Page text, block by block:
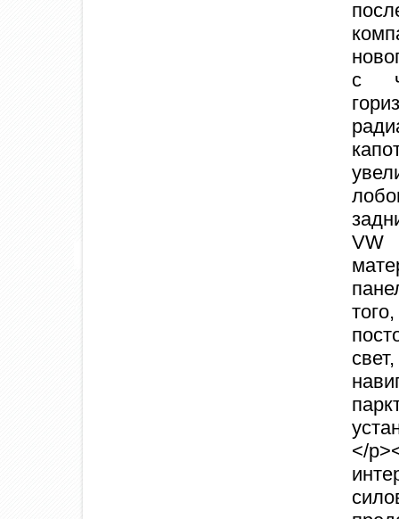
с
VW
</